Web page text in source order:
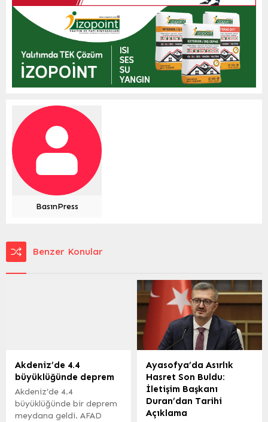
BasınPress
Benzer Konular
Akdeniz’de 4.4
büyüklüğünde deprem
Akdeniz’de 4.4
büyüklüğünde bir deprem
meydana geldi. AFAD
Ayasofya’da Asırlık
Hasret Son Buldu:
İletişim Başkanı
Duran’dan Tarihi
Açıklama